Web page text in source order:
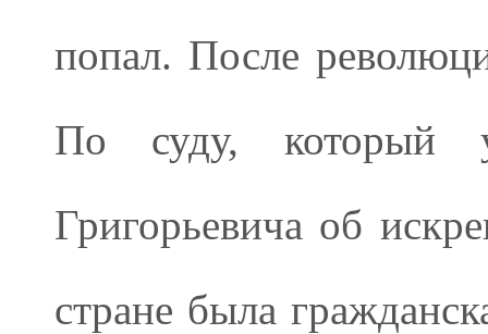
попал. После
По суду, который
Григорьевича об
стране была